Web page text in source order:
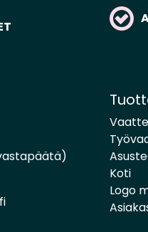
Koti
Logo